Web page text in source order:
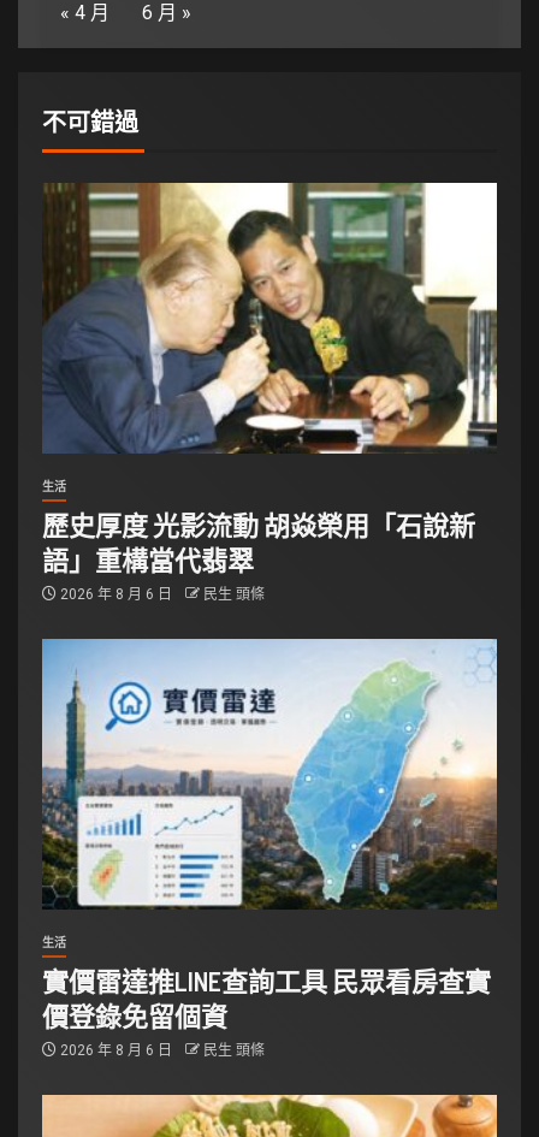
« 4 月 6 月 »
不可錯過
生活
歷史厚度 光影流動 胡焱榮用「石說新
語」重構當代翡翠
2026 年 8 月 6 日 民生 頭條
生活
實價雷達推LINE查詢工具 民眾看房查實
價登錄免留個資
2026 年 8 月 6 日 民生 頭條